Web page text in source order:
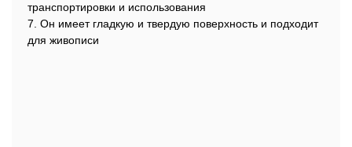
транспортировки и использования
7. Он имеет гладкую и твердую поверхность и подходит
для живописи